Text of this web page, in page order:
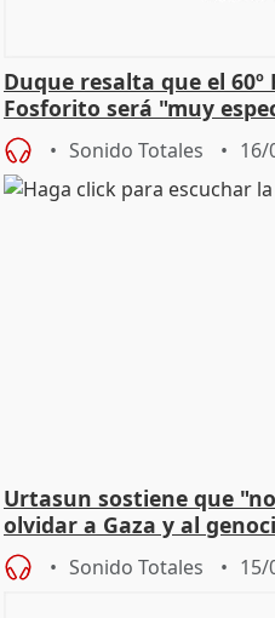
Duque resalta que el
Fosforito será "muy
Sonido Totales 16/
Urtasun sostiene que
olvidar a Gaza y al
Sonido Totales 15/